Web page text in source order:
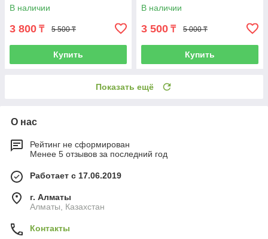
В наличии
3 800 ₸ 5 500 ₸
Купить
В наличии
3 500 ₸ 5 000 ₸
Купить
Показать ещё
О нас
Рейтинг не сформирован
Менее 5 отзывов за последний год
Работает с 17.06.2019
г. Алматы
Алматы, Казахстан
Контакты